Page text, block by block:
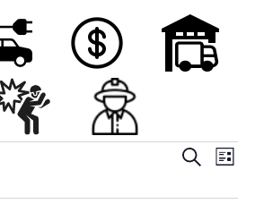
et
Recherche
Liste